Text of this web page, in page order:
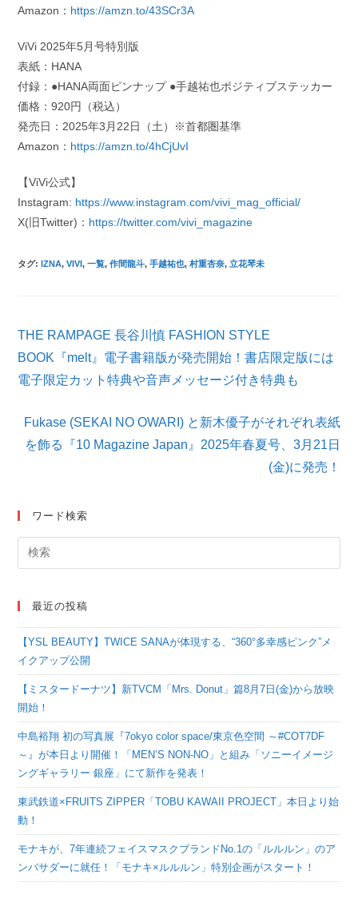
Amazon： https://amzn.to/43SCr3A
ViVi 2025年5月号特別版
表紙：HANA
付録：●HANA両面ピンナップ ●手越祐也ポジティブステッカー
価格：920円（税込）
発売⽇：2025年3月22日（土）※⾸都圏基準
Amazon： https://amzn.to/4hCjUvI
【ViVi公式】
Instagram: https://www.instagram.com/vivi_mag_official/
X(旧Twitter)： https://twitter.com/vivi_magazine
タグ:IZNA, VIVI, 一覧, 作間龍斗, 手越祐也, 村重杏奈, 立花琴未
の
他
の
記
を
む
THE RAMPAGE 長谷川慎 FASHION STYLE
BOOK『melt』電子書籍版が発売開始！書店限定版には
電子限定カット特典や音声メッセージ付き特典も
Fukase (SEKAI NO OWARI) と新⽊優⼦がそれぞれ表紙
を飾る『10 Magazine Japan』2025年春夏号、3⽉21⽇
(⾦)に発売！
ワード検索
最近の投稿
【YSL BEAUTY】TWICE SANAが体現する、“360°多幸感ピンク”メ
イクアップ公開
【ミスタードーナツ】新TVCM「Mrs. Donut」篇8月7日(金)から放映
開始！
中島裕翔 初の写真展『7okyo color space/東京色空間 ～#COT7DF
～』が本日より開催！「MEN’S NON-NO」と組み「ソニーイメージ
ングギャラリー 銀座」にて新作を発表！
東武鉄道×FRUITS ZIPPER「TOBU KAWAII PROJECT」本日より始
動！
モナキが、7年連続フェイスマスクブランドNo.1の「ルルルン」のア
ンバサダーに就任！「モナキ×ルルルン」特別企画がスタート！